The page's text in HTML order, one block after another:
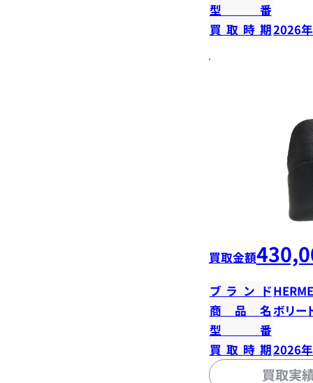
型番
買取時期2026
買取金額
ブランド
商品名ボリー
型番
買取時期2026
買取実